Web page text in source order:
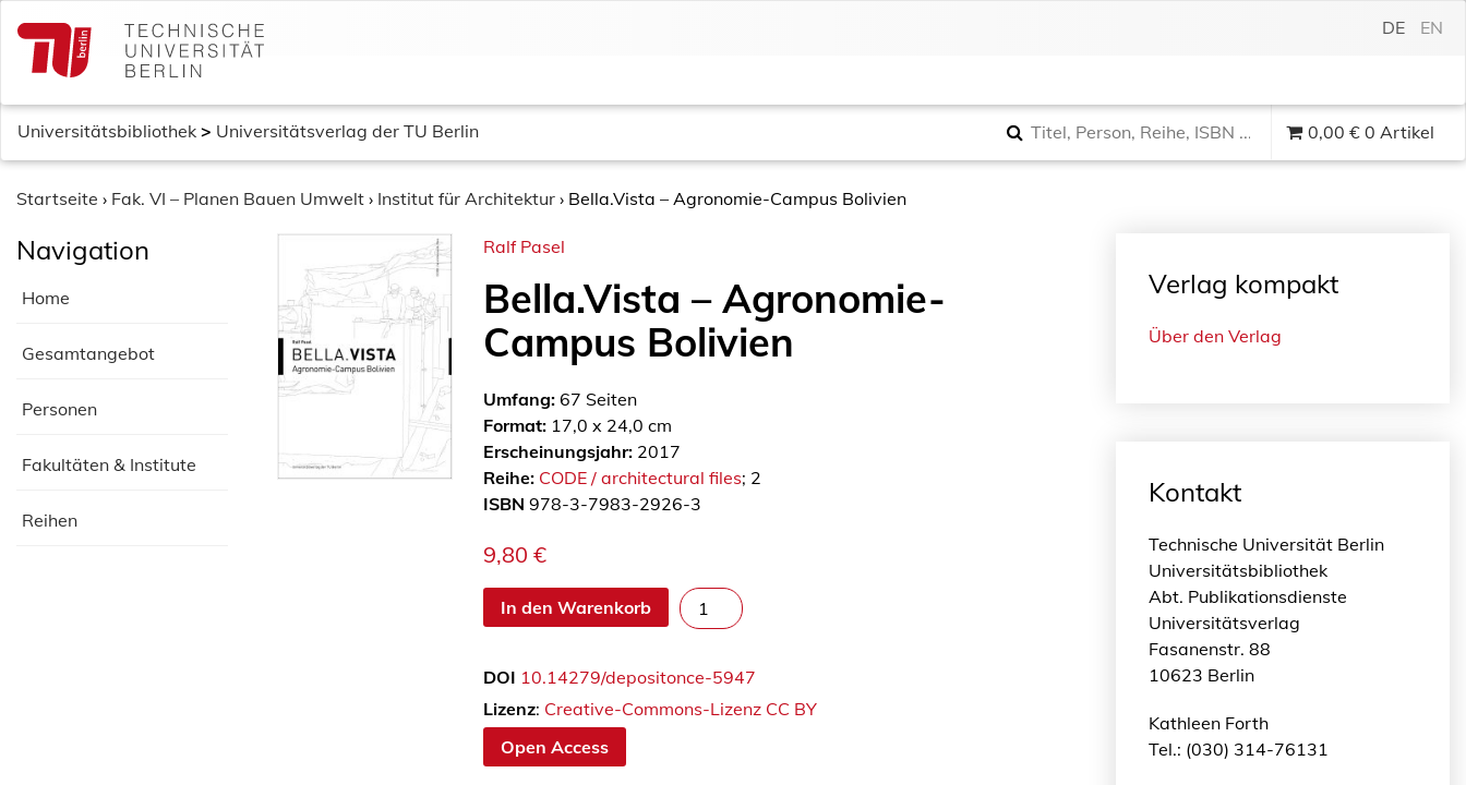
c
DE EN
Universitätsbibliothek > Universitätsverlag der TU Berlin 0,00 € 0 Artikel
Startseite › Fak. VI – Planen Bauen Umwelt › Institut für Architektur › Bella.Vista – Agronomie-Campus Bolivien
Navigation
Home
Gesamtangebot
Personen
Fakultäten & Institute
Reihen
Ralf Pasel
Bella.Vista – Agronomie-
Campus Bolivien
Umfang: 67 Seiten
Format:17,0 x 24,0 cm
Erscheinungsjahr:2017
Reihe: CODE / architectural files; 2
ISBN 978-3-7983-2926-3
9,80 €
In den Warenkorb
e
l
a
DOI 10.14279/depositonce-5947
Lizenz: Creative-Commons-Lizenz CC BY
Open Access
Verlag kompakt
Über den Verlag
Kontakt
Technische Universität Berlin
Universitätsbibliothek
Abt. Publikationsdienste
Universitätsverlag
Fasanenstr. 88
10623 Berlin
Kathleen Forth
Tel.: (030) 314-76131